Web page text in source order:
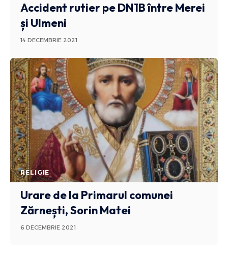
Accident rutier pe DN1B între Merei
și Ulmeni
14 DECEMBRIE 2021
RELIGIE
Urare de la Primarul comunei
Zărnești, Sorin Matei
6 DECEMBRIE 2021